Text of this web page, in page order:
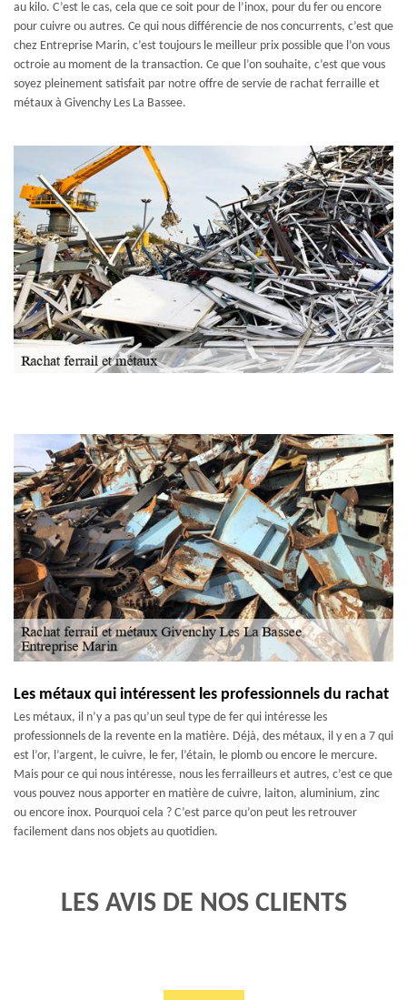
au kilo. C’est le cas, cela que ce soit pour de l’inox, pour du fer ou encore
pour cuivre ou autres. Ce qui nous différencie de nos concurrents, c’est que
chez Entreprise Marin, c’est toujours le meilleur prix possible que l’on vous
octroie au moment de la transaction. Ce que l’on souhaite, c’est que vous
soyez pleinement satisfait par notre offre de servie de rachat ferraille et
métaux à Givenchy Les La Bassee.
Les métaux qui intéressent les professionnels du rachat
Les métaux, il n’y a pas qu’un seul type de fer qui intéresse les
professionnels de la revente en la matière. Déjà, des métaux, il y en a 7 qui
est l’or, l’argent, le cuivre, le fer, l’étain, le plomb ou encore le mercure.
Mais pour ce qui nous intéresse, nous les ferrailleurs et autres, c’est ce que
vous pouvez nous apporter en matière de cuivre, laiton, aluminium, zinc
ou encore inox. Pourquoi cela ? C’est parce qu’on peut les retrouver
facilement dans nos objets au quotidien.
LES AVIS DE NOS CLIENTS